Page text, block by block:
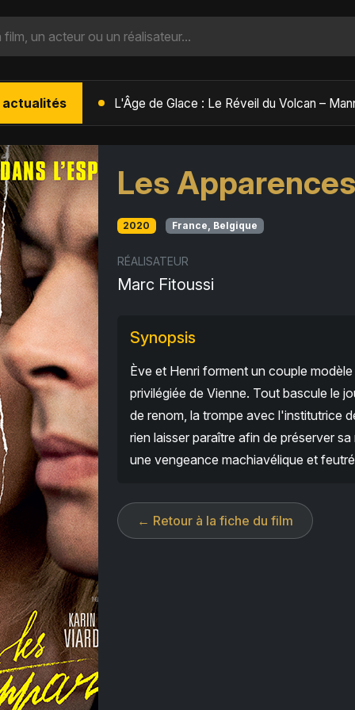
actualités
Les Apparences
2020 France, Belgique
RÉALISATEUR
Marc Fitoussi
Synopsis
Ève et Henri forment un couple
privilégiée de Vienne. Tout bascule le
de renom, la trompe avec l'institutrice
rien laisser paraître afin de préserver
une vengeance machiavélique et
← Retour à la fiche du film